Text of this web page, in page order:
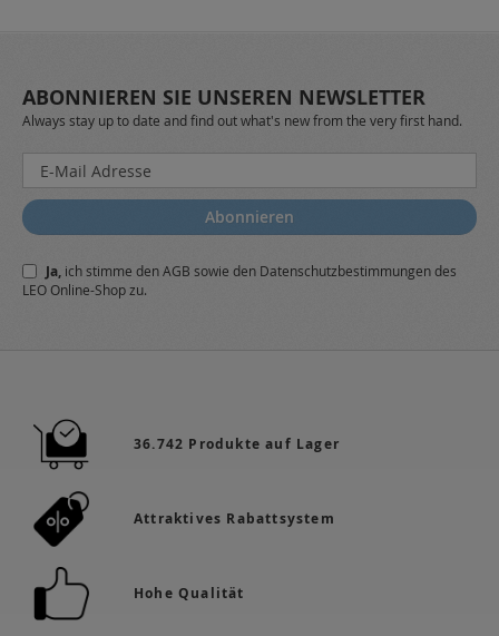
ABONNIEREN SIE UNSEREN NEWSLETTER
Always stay up to date and find out what's new from the very first hand.
Melden
Sie
sich
für
Newsletter
a:
Abonnieren
Ja, ich stimme denAGB sowie den Datenschutzbestimmungendes
LEO Online-Shop zu.
36.742 Produkte auf Lager
Attraktives Rabattsystem
Hohe Qualität